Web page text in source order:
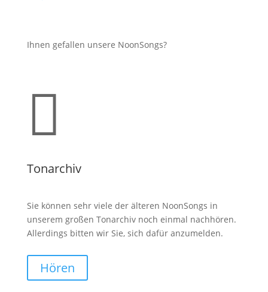
Ihnen gefallen unsere NoonSongs?

Tonarchiv
Sie können sehr viele der älteren NoonSongs in
unserem großen Tonarchiv noch einmal nachhören.
Allerdings bitten wir Sie, sich dafür anzumelden.
Hören